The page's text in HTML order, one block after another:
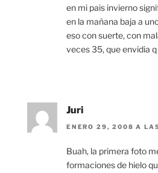
en mi pais invierno
en la mañana baja a
eso con suerte, con
veces 35, que envidia
Juri
ENERO 29, 2008 A
Buah, la primera foto
formaciones de hielo